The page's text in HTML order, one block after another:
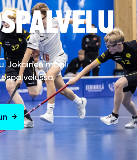
Jokainen maali.